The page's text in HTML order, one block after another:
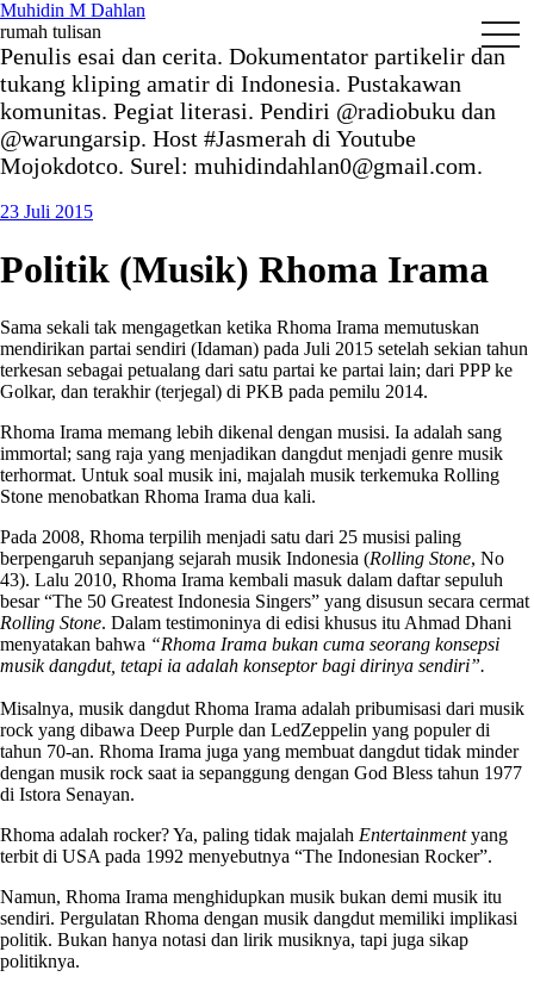
Skip
to
content
Muhidin M Dahlan
rumah tulisan
Penulis esai dan cerita. Dokumentator partikelir dan
tukang kliping amatir di Indonesia. Pustakawan
komunitas. Pegiat literasi. Pendiri @radiobuku dan
@warungarsip. Host #Jasmerah di Youtube
Mojokdotco. Surel: muhidindahlan0@gmail.com.
23 Juli 2015
Politik (Musik) Rhoma Irama
Sama sekali tak mengagetkan ketika Rhoma Irama memutuskan
mendirikan partai sendiri (Idaman) pada Juli 2015 setelah sekian tahun
terkesan sebagai petualang dari satu partai ke partai lain; dari PPP ke
Golkar, dan terakhir (terjegal) di PKB pada pemilu 2014.
Rhoma Irama memang lebih dikenal dengan musisi. Ia adalah sang
immortal; sang raja yang menjadikan dangdut menjadi genre musik
terhormat. Untuk soal musik ini, majalah musik terkemuka Rolling
Stone menobatkan Rhoma Irama dua kali.
Pada 2008, Rhoma terpilih menjadi satu dari 25 musisi paling
berpengaruh sepanjang sejarah musik Indonesia (Rolling Stone, No
43). Lalu 2010, Rhoma Irama kembali masuk dalam daftar sepuluh
besar “The 50 Greatest Indonesia Singers” yang disusun secara cermat
Rolling Stone. Dalam testimoninya di edisi khusus itu Ahmad Dhani
menyatakan bahwa “Rhoma Irama bukan cuma seorang konsepsi
musik dangdut, tetapi ia adalah konseptor bagi dirinya sendiri”.
Misalnya, musik dangdut Rhoma Irama adalah pribumisasi dari musik
rock yang dibawa Deep Purple dan LedZeppelin yang populer di
tahun 70-an. Rhoma Irama juga yang membuat dangdut tidak minder
dengan musik rock saat ia sepanggung dengan God Bless tahun 1977
di Istora Senayan.
Rhoma adalah rocker? Ya, paling tidak majalah Entertainmentyang
terbit di USA pada 1992 menyebutnya “The Indonesian Rocker”.
Namun, Rhoma Irama menghidupkan musik bukan demi musik itu
sendiri. Pergulatan Rhoma dengan musik dangdut memiliki implikasi
politik. Bukan hanya notasi dan lirik musiknya, tapi juga sikap
politiknya.